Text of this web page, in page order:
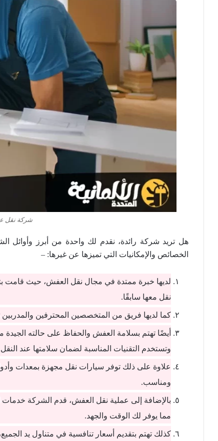
شركة نقل
هل تريد شركة رائدة، نقدم لك واحدة من أبرز
الخصائص والإمكانيات التي تميزها عن غيرها: –
لديها خبرة ممتدة في مجال نقل العفش، حيث قامت
نقل معها سابقًا.
كما لديها فريق من المتخصصين المحترفين
أيضًا تهتم بسلامة العفش والحفاظ على حالته الجيدة
وتستخدم التقنيات المناسبة لضمان سلامتها عند
علاوة على ذلك توفر سيارات نقل مجهزة بمعدات
ومناسب.
بالإضافة إلى عملية نقل العفش، قدم الشركة
مما يوفر لك الوقت والجهد.
كذلك تهتم بتقديم أسعار تنافسية في متناول يد